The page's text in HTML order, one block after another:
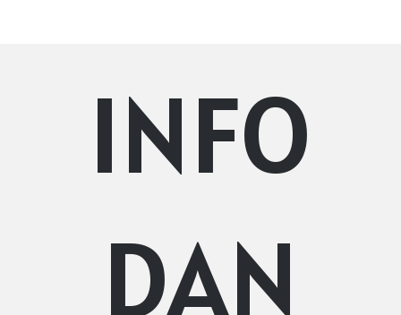
INFO
DAN